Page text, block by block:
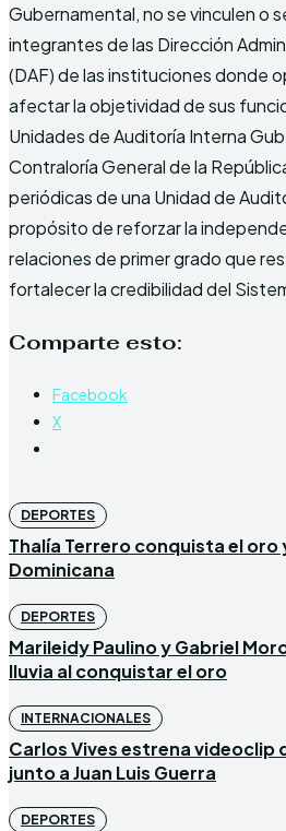
Gubernamental, no se vinculen o
integrantes de las Dirección
(DAF) de las instituciones donde
afectar la objetividad de sus
Unidades de Auditoría Interna
Contraloría General de la
periódicas de una Unidad de
propósito de reforzar la
relaciones de primer grado que
fortalecer la credibilidad del
Comparte esto:
Facebook
X
DEPORTES
Thalía Terrero conquista el oro
Dominicana
DEPORTES
Marileidy Paulino y Gabriel
lluvia al conquistar el oro
INTERNACIONALES
Carlos Vives estrena videoclip
junto a Juan Luis Guerra
DEPORTES